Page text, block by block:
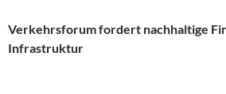
Verkehrsforum fordert nachhaltige
Infrastruktur